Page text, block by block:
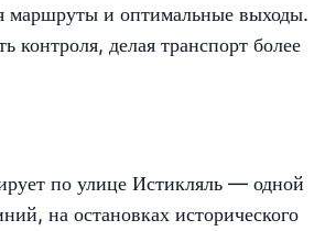
маршруты и оптимальные выходы.
контроля, делая транспорт более
по улице Истикляль — одной
на остановках исторического